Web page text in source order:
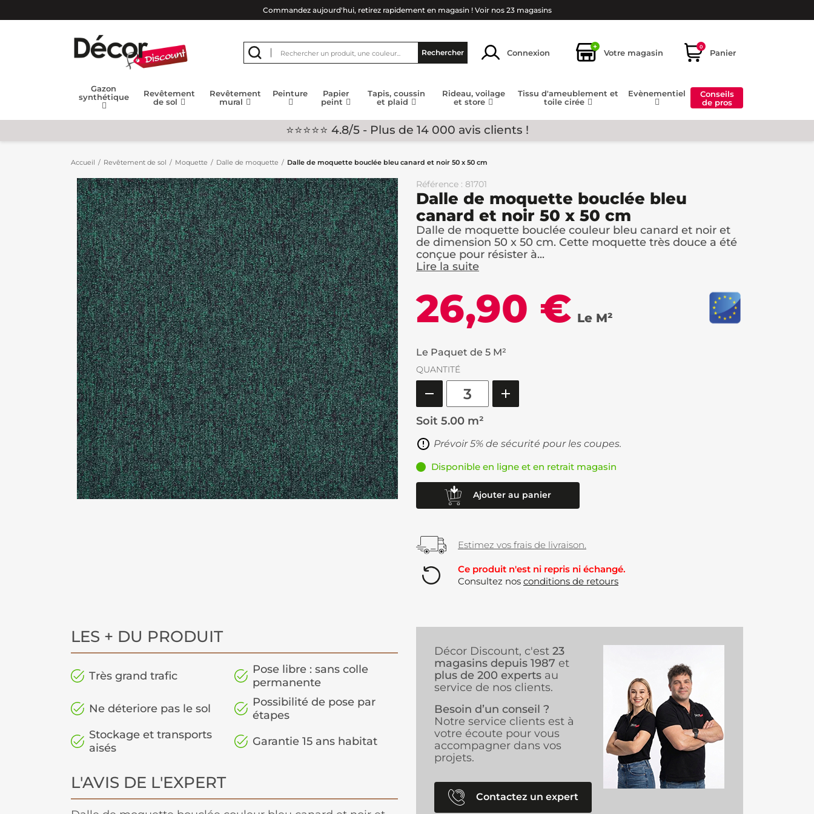
Commandez aujourd'hui, retirez rapidement en magasin ! Voir nos 23 magasins
Rechercher Connexion
+
Votre magasin
0
Panier
Gazon
synthétique
Revêtement
de sol
Revêtement
mural
Peinture
Papier
peint
Tapis, coussin
et plaid
Rideau, voilage
et store
Tissu d'ameublement et
toile cirée
Evènementiel
Conseils
de pros
⭐⭐⭐⭐⭐ 4.8/5 - Plus de 14 000 avis clients !
Accueil Revêtement de sol Moquette Dalle de moquette Dalle de moquette bouclée bleu canard et noir 50 x 50 cm
Référence : 81701
Dalle de moquette bouclée bleu
canard et noir 50 x 50 cm
Dalle de moquette bouclée couleur bleu canard et noir et
de dimension 50 x 50 cm. Cette moquette très douce a été
conçue pour résister à...
Lire la suite
26,90 € Le M²
Le Paquet de 5 M²
QUANTITÉ
Soit 5.00 m²
Prévoir 5% de sécurité pour les coupes.
Disponible en ligne et en retrait magasin
Ajouter au panier
Estimez vos frais de livraison.
Ce produit n'est ni repris ni échangé.
Consultez nos conditions de retours
LES + DU PRODUIT
Très grand trafic
Pose libre : sans colle
permanente
Ne déteriore pas le sol
Possibilité de pose par
étapes
Stockage et transports
aisés
Garantie 15 ans habitat
L'AVIS DE L'EXPERT
Décor Discount, c'est 23
magasins depuis 1987 et
plus de 200 experts au
service de nos clients.
Besoin d’un conseil ?
Notre service clients est à
votre écoute pour vous
accompagner dans vos
projets.
Contactez un expert